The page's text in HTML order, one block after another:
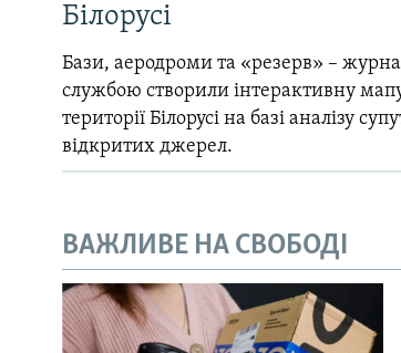
Білорусі
Бази, аеродроми та «резерв» –
службою створили інтерактивну
території Білорусі на базі аналізу
відкритих джерел.
ВАЖЛИВЕ НА СВОБОДІ